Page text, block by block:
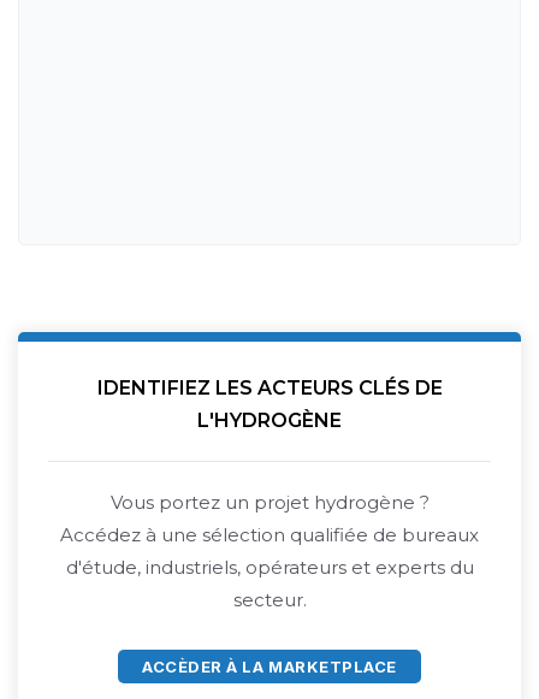
IDENTIFIEZ LES ACTEURS CLÉS DE
L'HYDROGÈNE
Vous portez un projet hydrogène ?
Accédez à une sélection qualifiée de bureaux
d'étude, industriels, opérateurs et experts du
secteur.
ACCÈDER À LA MARKETPLACE